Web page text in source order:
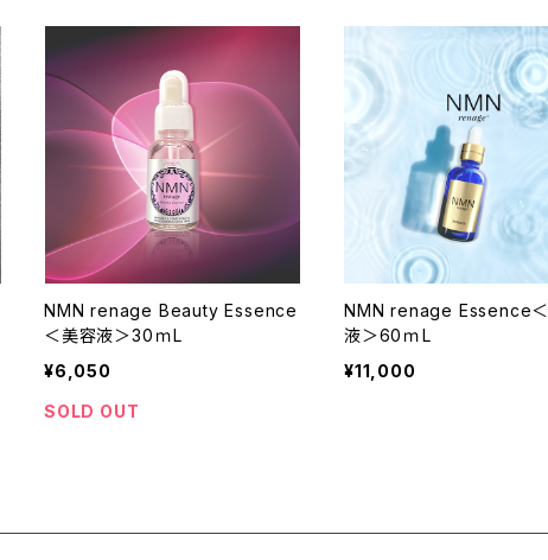
NMN renage Beauty Essence
＜美容液＞30ｍL
¥6,050
SOLD OUT
NMN renage Essence
液＞60ｍL
¥11,000